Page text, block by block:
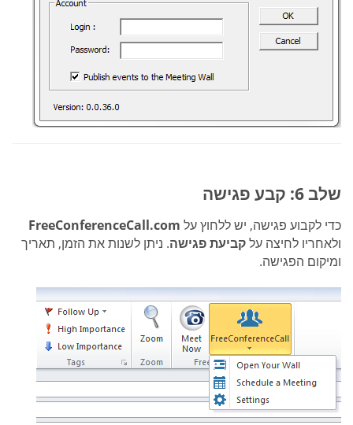
שלב 6: קבע פגישה
כדי לקבוע פגישה, יש ללחוץ על FreeConferenceCall.com
ולאחריו לחיצה עלקביעת פגישה. ניתן לשנות את הזמן, תאריך
ומיקום הפגישה.